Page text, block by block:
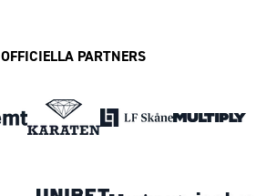
OFFICIELLA PARTNERS